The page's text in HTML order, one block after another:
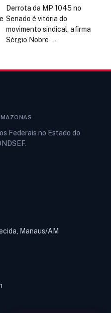
Derrota da MP 1045 no
Senado é vitória do
movimento sindical, afirma
Sérgio Nobre →
Federais no Estado do
Manaus/AM
buscar em nossas